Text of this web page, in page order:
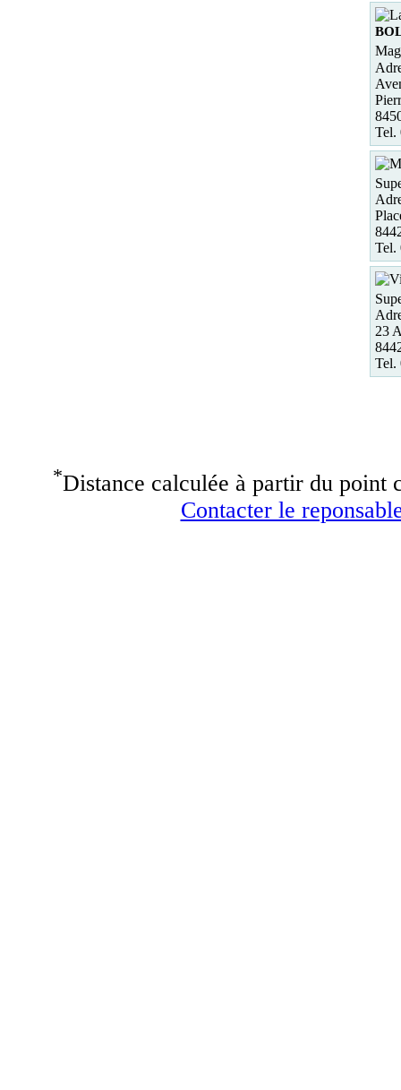
Tel.
Tel.
23
Tel.
*Distance calculée à partir du point
Contacter le